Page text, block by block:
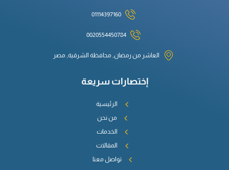
01114397160
0020554450784
العاشر من رمضان, محافظة الشرقية, مصر
إختصارات سريعة
الرئيسية
من نحن
الخدمات
المقالات
تواصل معنا